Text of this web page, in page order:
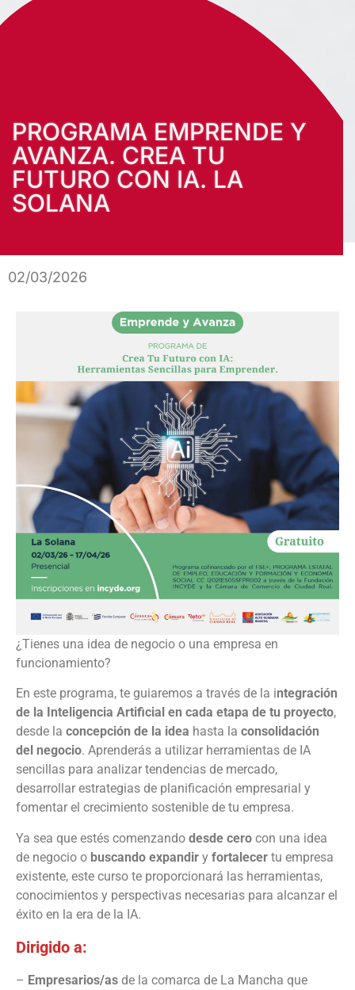
PROGRAMA EMPRENDE Y
AVANZA. CREA TU
FUTURO CON IA. LA
SOLANA
02/03/2026
¿Tienes una idea de negocio o una empresa en
funcionamiento?
En este programa, te guiaremos a través de la integración
de la Inteligencia Artificial en cada etapa de tu proyecto,
desde la concepción de la idea hasta la consolidación
del negocio. Aprenderás a utilizar herramientas de IA
sencillas para analizar tendencias de mercado,
desarrollar estrategias de planificación empresarial y
fomentar el crecimiento sostenible de tu empresa.
Ya sea que estés comenzando desde cero con una idea
de negocio o buscando expandir y fortalecer tu empresa
existente, este curso te proporcionará las herramientas,
conocimientos y perspectivas necesarias para alcanzar el
éxito en la era de la IA.
Dirigido a:
– Empresarios/as de la comarca de La Mancha que